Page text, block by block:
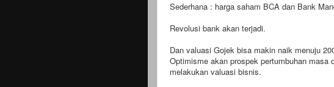
Sederhana : harga saham BCA dan Bank
Revolusi bank akan terjadi.
Dan valuasi Gojek bisa makin naik menuju
Optimisme akan prospek pertumbuhan
melakukan valuasi bisnis.